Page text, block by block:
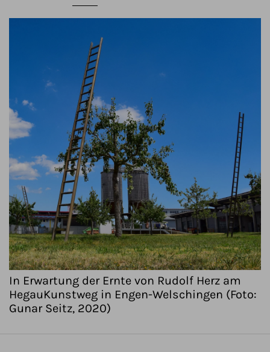
BEITRÄGE
ÜBER UNS
In Erwartung der Ernte von Rudolf Herz am
HegauKunstweg in Engen-Welschingen (Foto:
Gunar Seitz, 2020)